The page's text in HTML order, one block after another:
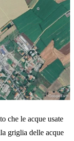
che le acque usate
griglia delle acque